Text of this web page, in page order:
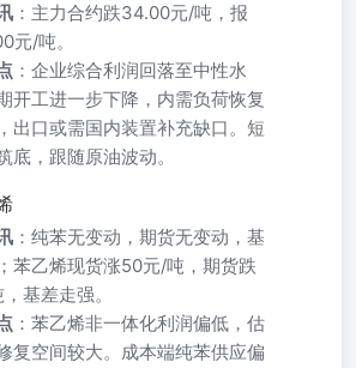
：主力合约跌34.00元/吨，报
元/吨。
：企业综合利润回落至中性水
开工进一步下降，内需负荷恢复
出口或需国内装置补充缺口。短
底，跟随原油波动。
：纯苯无变动，期货无变动，基
苯乙烯现货涨50元/吨，期货跌
基差走强。
：苯乙烯非一体化利润偏低，估
复空间较大。成本端纯苯供应偏